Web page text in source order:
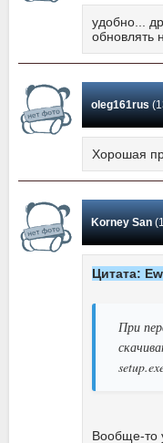
удобно...
обновлять
oleg161rus(13
Хорошая
Korney San(1
Цитата:
При
Вообще-то